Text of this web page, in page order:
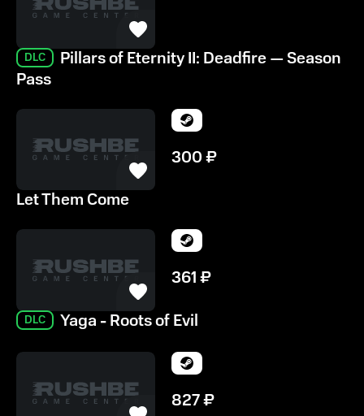
DLC
Pillars of Eternity II: Deadfire — Season
Pass
300₽
Let Them Come
361₽
DLC Yaga - Roots of Evil
827₽